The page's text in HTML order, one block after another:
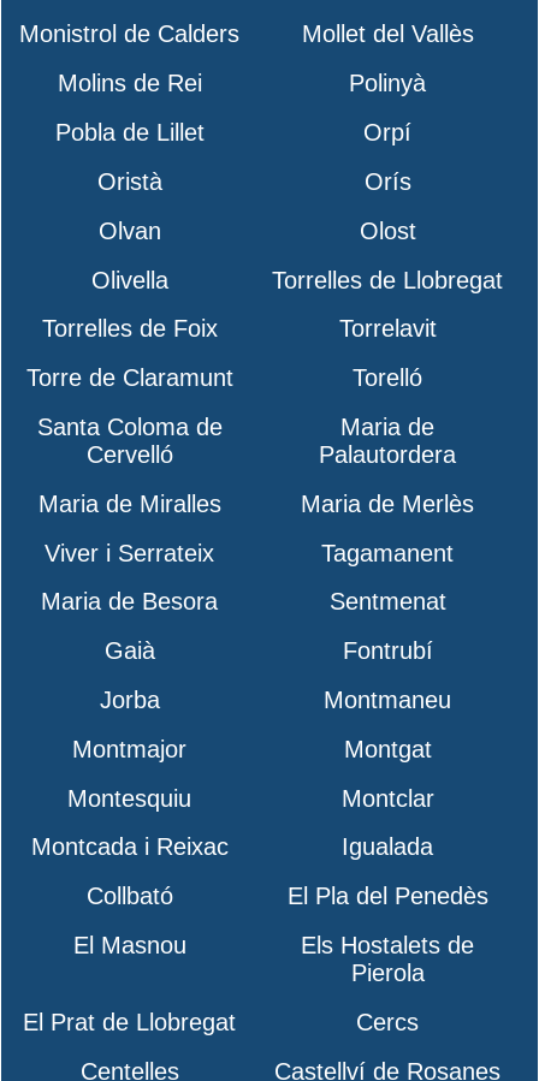
Monistrol de Calders
Mollet del Vallès
Molins de Rei
Polinyà
Pobla de Lillet
Orpí
Oristà
Orís
Olvan
Olost
Olivella
Torrelles de Llobregat
Torrelles de Foix
Torrelavit
Torre de Claramunt
Torelló
Santa Coloma de
Cervelló
Maria de
Palautordera
Maria de Miralles
Maria de Merlès
Viver i Serrateix
Tagamanent
Maria de Besora
Sentmenat
Gaià
Fontrubí
Jorba
Montmaneu
Montmajor
Montgat
Montesquiu
Montclar
Montcada i Reixac
Igualada
Collbató
El Pla del Penedès
El Masnou
Els Hostalets de
Pierola
El Prat de Llobregat
Cercs
Centelles
Castellví de Rosanes